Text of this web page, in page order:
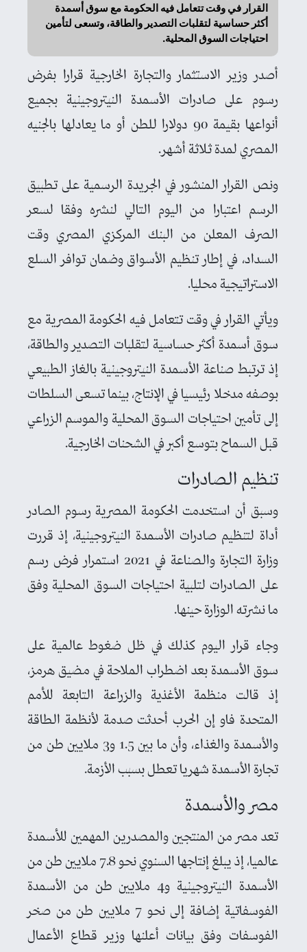
القرار في وقت تتعامل فيه الحكومة مع سوق أسمدة
أكثر حساسية لتقلبات التصدير والطاقة، وتسعى لتأمين
احتياجات السوق المحلية.
أصدر وزير الاستثمار والتجارة الخارجية قرارا بفرض
رسوم على صادرات الأسمدة النيتروجينية بجميع
أنواعها بقيمة 90 دولارا للطن أو ما يعادلها بالجنيه
المصري لمدة ثلاثة أشهر.
ونص القرار المنشور في الجريدة الرسمية على تطبيق
الرسم اعتبارا من اليوم التالي لنشره وفقا لسعر
الصرف المعلن من البنك المركزي المصري وقت
السداد، في إطار تنظيم الأسواق وضمان توافر السلع
الاستراتيجية محليا.
ويأتي القرار في وقت تتعامل فيه الحكومة المصرية مع
سوق أسمدة أكثر حساسية لتقلبات التصدير والطاقة،
إذ ترتبط صناعة الأسمدة النيتروجينية بالغاز الطبيعي
بوصفه مدخلا رئيسيا في الإنتاج، بينما تسعى السلطات
إلى تأمين احتياجات السوق المحلية والموسم الزراعي
قبل السماح بتوسع أكبر في الشحنات الخارجية.
تنظيم الصادرات
وسبق أن استخدمت الحكومة المصرية رسوم الصادر
أداة لتنظيم صادرات الأسمدة النيتروجينية، إذ قررت
وزارة التجارة والصناعة في 2021 استمرار فرض رسم
على الصادرات لتلبية احتياجات السوق المحلية وفق
ما نشرته الوزارة حينها.
وجاء قرار اليوم كذلك في ظل ضغوط عالمية على
سوق الأسمدة بعد اضطراب الملاحة في مضيق هرمز،
إذ قالت منظمة الأغذية والزراعة التابعة للأمم
المتحدة فاو إن الحرب أحدثت صدمة لأنظمة الطاقة
والأسمدة والغذاء، وأن ما بين 1.5 و3 ملايين طن من
تجارة الأسمدة شهريا تعطل بسبب الأزمة.
مصر والأسمدة
تعد مصر من المنتجين والمصدرين المهمين للأسمدة
عالميا، إذ يبلغ إنتاجها السنوي نحو 7.8 ملايين طن من
الأسمدة النيتروجينية و4 ملايين طن من الأسمدة
الفوسفاتية إضافة إلى نحو 7 ملايين طن من صخر
الفوسفات وفق بيانات أعلنها وزير قطاع الأعمال